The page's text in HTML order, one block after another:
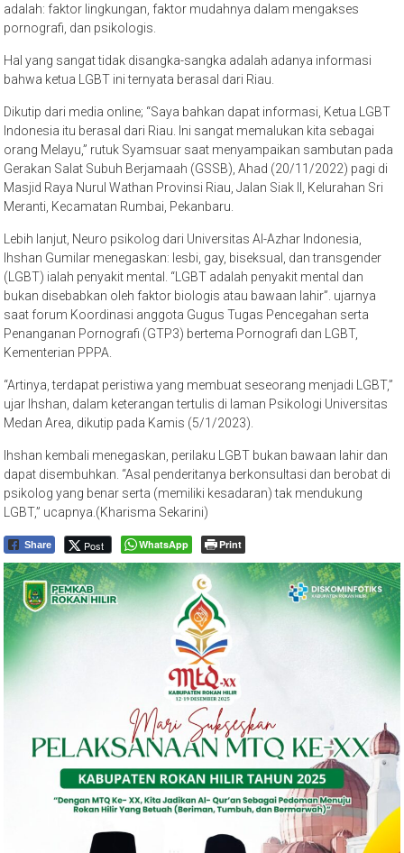
adalah: faktor lingkungan, faktor mudahnya dalam mengakses
pornografi, dan psikologis.
Hal yang sangat tidak disangka-sangka adalah adanya informasi
bahwa ketua LGBT ini ternyata berasal dari Riau.
Dikutip dari media online; “Saya bahkan dapat informasi, Ketua LGBT
Indonesia itu berasal dari Riau. Ini sangat memalukan kita sebagai
orang Melayu,” rutuk Syamsuar saat menyampaikan sambutan pada
Gerakan Salat Subuh Berjamaah (GSSB), Ahad (20/11/2022) pagi di
Masjid Raya Nurul Wathan Provinsi Riau, Jalan Siak II, Kelurahan Sri
Meranti, Kecamatan Rumbai, Pekanbaru.
Lebih lanjut, Neuro psikolog dari Universitas Al-Azhar Indonesia,
Ihshan Gumilar menegaskan: lesbi, gay, biseksual, dan transgender
(LGBT) ialah penyakit mental. “LGBT adalah penyakit mental dan
bukan disebabkan oleh faktor biologis atau bawaan lahir”. ujarnya
saat forum Koordinasi anggota Gugus Tugas Pencegahan serta
Penanganan Pornografi (GTP3) bertema Pornografi dan LGBT,
Kementerian PPPA.
“Artinya, terdapat peristiwa yang membuat seseorang menjadi LGBT,”
ujar Ihshan, dalam keterangan tertulis di laman Psikologi Universitas
Medan Area, dikutip pada Kamis (5/1/2023).
Ihshan kembali menegaskan, perilaku LGBT bukan bawaan lahir dan
dapat disembuhkan. “Asal penderitanya berkonsultasi dan berobat di
psikolog yang benar serta (memiliki kesadaran) tak mendukung
LGBT,” ucapnya.(Kharisma Sekarini)
Share Post WhatsApp Print